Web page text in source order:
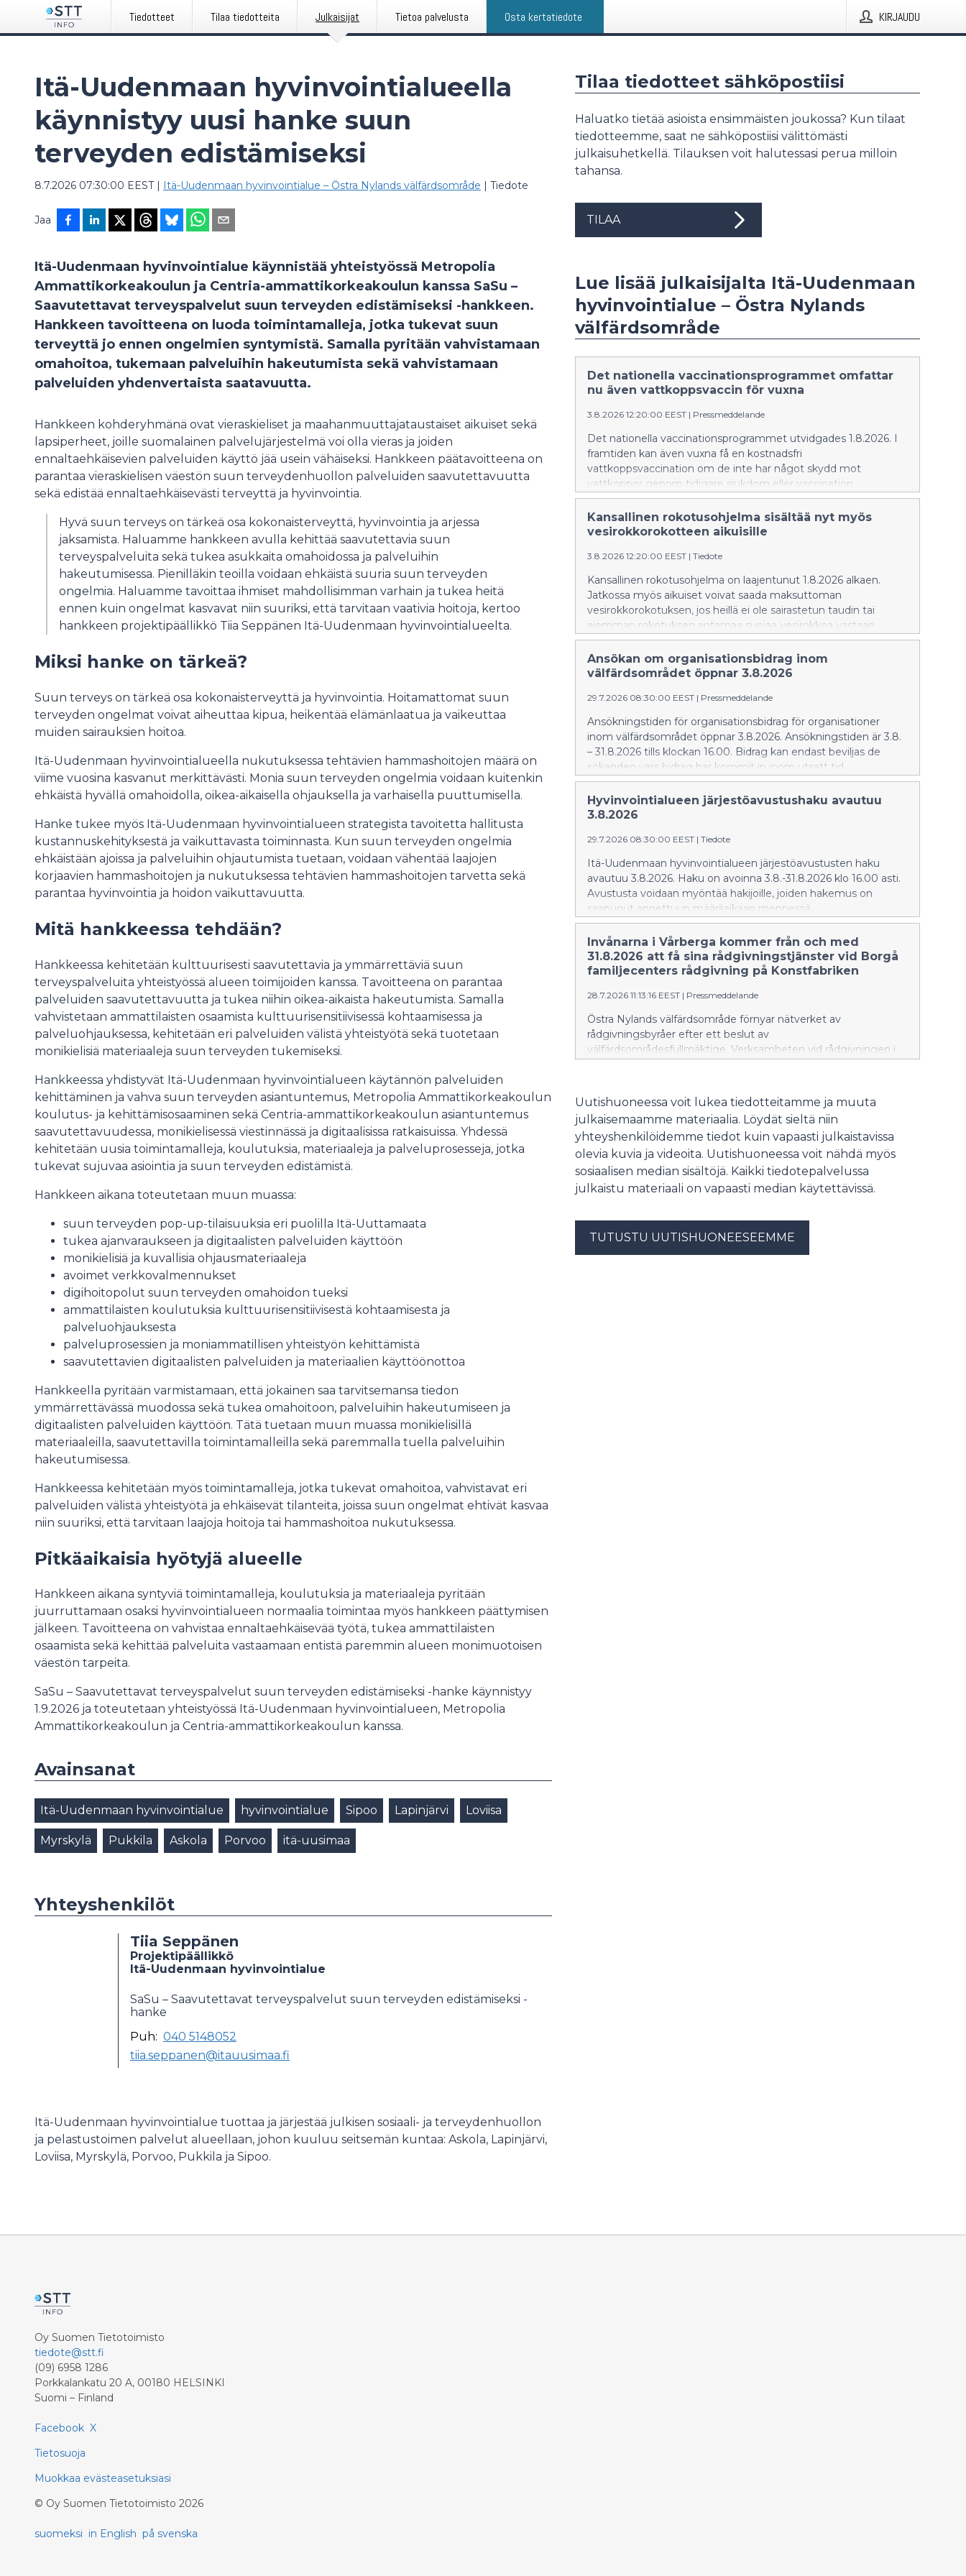
Tiedotteet Tilaa tiedotteita Julkaisijat Tietoa palvelusta Osta kertatiedote KIRJAUDU
Itä-Uudenmaan hyvinvointialueella
käynnistyy uusi hanke suun
terveyden edistämiseksi
8.7.2026 07:30:00 EEST| Itä-Uudenmaan hyvinvointialue – Östra Nylands välfärdsområde | Tiedote
Jaa
Itä-Uudenmaan hyvinvointialue käynnistää yhteistyössä Metropolia
Ammattikorkeakoulun ja Centria-ammattikorkeakoulun kanssa SaSu –
Saavutettavat terveyspalvelut suun terveyden edistämiseksi -hankkeen.
Hankkeen tavoitteena on luoda toimintamalleja, jotka tukevat suun
terveyttä jo ennen ongelmien syntymistä. Samalla pyritään vahvistamaan
omahoitoa, tukemaan palveluihin hakeutumista sekä vahvistamaan
palveluiden yhdenvertaista saatavuutta.
Hankkeen kohderyhmänä ovat vieraskieliset ja maahanmuuttajataustaiset aikuiset sekä
lapsiperheet, joille suomalainen palvelujärjestelmä voi olla vieras ja joiden
ennaltaehkäisevien palveluiden käyttö jää usein vähäiseksi. Hankkeen päätavoitteena on
parantaa vieraskielisen väestön suun terveydenhuollon palveluiden saavutettavuutta
sekä edistää ennaltaehkäisevästi terveyttä ja hyvinvointia.
Hyvä suun terveys on tärkeä osa kokonaisterveyttä, hyvinvointia ja arjessa
jaksamista. Haluamme hankkeen avulla kehittää saavutettavia suun
terveyspalveluita sekä tukea asukkaita omahoidossa ja palveluihin
hakeutumisessa. Pienilläkin teoilla voidaan ehkäistä suuria suun terveyden
ongelmia. Haluamme tavoittaa ihmiset mahdollisimman varhain ja tukea heitä
ennen kuin ongelmat kasvavat niin suuriksi, että tarvitaan vaativia hoitoja, kertoo
hankkeen projektipäällikkö Tiia Seppänen Itä-Uudenmaan hyvinvointialueelta.
Miksi hanke on tärkeä?
Suun terveys on tärkeä osa kokonaisterveyttä ja hyvinvointia. Hoitamattomat suun
terveyden ongelmat voivat aiheuttaa kipua, heikentää elämänlaatua ja vaikeuttaa
muiden sairauksien hoitoa.
Itä-Uudenmaan hyvinvointialueella nukutuksessa tehtävien hammashoitojen määrä on
viime vuosina kasvanut merkittävästi. Monia suun terveyden ongelmia voidaan kuitenkin
ehkäistä hyvällä omahoidolla, oikea-aikaisella ohjauksella ja varhaisella puuttumisella.
Hanke tukee myös Itä-Uudenmaan hyvinvointialueen strategista tavoitetta hallitusta
kustannuskehityksestä ja vaikuttavasta toiminnasta. Kun suun terveyden ongelmia
ehkäistään ajoissa ja palveluihin ohjautumista tuetaan, voidaan vähentää laajojen
korjaavien hammashoitojen ja nukutuksessa tehtävien hammashoitojen tarvetta sekä
parantaa hyvinvointia ja hoidon vaikuttavuutta.
Mitä hankkeessa tehdään?
Hankkeessa kehitetään kulttuurisesti saavutettavia ja ymmärrettäviä suun
terveyspalveluita yhteistyössä alueen toimijoiden kanssa. Tavoitteena on parantaa
palveluiden saavutettavuutta ja tukea niihin oikea-aikaista hakeutumista. Samalla
vahvistetaan ammattilaisten osaamista kulttuurisensitiivisessä kohtaamisessa ja
palveluohjauksessa, kehitetään eri palveluiden välistä yhteistyötä sekä tuotetaan
monikielisiä materiaaleja suun terveyden tukemiseksi.
Hankkeessa yhdistyvät Itä-Uudenmaan hyvinvointialueen käytännön palveluiden
kehittäminen ja vahva suun terveyden asiantuntemus, Metropolia Ammattikorkeakoulun
koulutus- ja kehittämisosaaminen sekä Centria-ammattikorkeakoulun asiantuntemus
saavutettavuudessa, monikielisessä viestinnässä ja digitaalisissa ratkaisuissa. Yhdessä
kehitetään uusia toimintamalleja, koulutuksia, materiaaleja ja palveluprosesseja, jotka
tukevat sujuvaa asiointia ja suun terveyden edistämistä.
Hankkeen aikana toteutetaan muun muassa:
suun terveyden pop-up-tilaisuuksia eri puolilla Itä-Uuttamaata
tukea ajanvaraukseen ja digitaalisten palveluiden käyttöön
monikielisiä ja kuvallisia ohjausmateriaaleja
avoimet verkkovalmennukset
digihoitopolut suun terveyden omahoidon tueksi
ammattilaisten koulutuksia kulttuurisensitiivisestä kohtaamisesta ja
palveluohjauksesta
palveluprosessien ja moniammatillisen yhteistyön kehittämistä
saavutettavien digitaalisten palveluiden ja materiaalien käyttöönottoa
Hankkeella pyritään varmistamaan, että jokainen saa tarvitsemansa tiedon
ymmärrettävässä muodossa sekä tukea omahoitoon, palveluihin hakeutumiseen ja
digitaalisten palveluiden käyttöön. Tätä tuetaan muun muassa monikielisillä
materiaaleilla, saavutettavilla toimintamalleilla sekä paremmalla tuella palveluihin
hakeutumisessa.
Hankkeessa kehitetään myös toimintamalleja, jotka tukevat omahoitoa, vahvistavat eri
palveluiden välistä yhteistyötä ja ehkäisevät tilanteita, joissa suun ongelmat ehtivät kasvaa
niin suuriksi, että tarvitaan laajoja hoitoja tai hammashoitoa nukutuksessa.
Pitkäaikaisia hyötyjä alueelle
Hankkeen aikana syntyviä toimintamalleja, koulutuksia ja materiaaleja pyritään
juurruttamaan osaksi hyvinvointialueen normaalia toimintaa myös hankkeen päättymisen
jälkeen. Tavoitteena on vahvistaa ennaltaehkäisevää työtä, tukea ammattilaisten
osaamista sekä kehittää palveluita vastaamaan entistä paremmin alueen monimuotoisen
väestön tarpeita.
SaSu – Saavutettavat terveyspalvelut suun terveyden edistämiseksi -hanke käynnistyy
1.9.2026 ja toteutetaan yhteistyössä Itä-Uudenmaan hyvinvointialueen, Metropolia
Ammattikorkeakoulun ja Centria-ammattikorkeakoulun kanssa.
Avainsanat
Itä-Uudenmaan hyvinvointialue hyvinvointialue Sipoo Lapinjärvi Loviisa
Myrskylä Pukkila Askola Porvoo itä-uusimaa
Yhteyshenkilöt
Tiia Seppänen
Projektipäällikkö
Itä-Uudenmaan hyvinvointialue
SaSu – Saavutettavat terveyspalvelut suun terveyden edistämiseksi -
hanke
Puh: 040 5148052
tiia.seppanen@itauusimaa.fi
Itä-Uudenmaan hyvinvointialue tuottaa ja järjestää julkisen sosiaali- ja terveydenhuollon
ja pelastustoimen palvelut alueellaan, johon kuuluu seitsemän kuntaa: Askola, Lapinjärvi,
Loviisa, Myrskylä, Porvoo, Pukkila ja Sipoo.
Tilaa tiedotteet sähköpostiisi
Haluatko tietää asioista ensimmäisten joukossa? Kun tilaat
tiedotteemme, saat ne sähköpostiisi välittömästi
julkaisuhetkellä. Tilauksen voit halutessasi perua milloin
tahansa.
TILAA
Lue lisää julkaisijalta Itä-Uudenmaan
hyvinvointialue – Östra Nylands
välfärdsområde
Det nationella vaccinationsprogrammet omfattar
nu även vattkoppsvaccin för vuxna
3.8.2026 12:20:00 EEST | Pressmeddelande
Det nationella vaccinationsprogrammet utvidgades 1.8.2026. I
framtiden kan även vuxna få en kostnadsfri
vattkoppsvaccination om de inte har något skydd mot
vattkoppor genom tidigare sjukdom eller vaccination.
Kansallinen rokotusohjelma sisältää nyt myös
vesirokkorokotteen aikuisille
3.8.2026 12:20:00 EEST | Tiedote
Kansallinen rokotusohjelma on laajentunut 1.8.2026 alkaen.
Jatkossa myös aikuiset voivat saada maksuttoman
vesirokkorokotuksen, jos heillä ei ole sairastetun taudin tai
aiemman rokotuksen antamaa suojaa vesirokkoa vastaan.
Ansökan om organisationsbidrag inom
välfärdsområdet öppnar 3.8.2026
29.7.2026 08:30:00 EEST | Pressmeddelande
Ansökningstiden för organisationsbidrag för organisationer
inom välfärdsområdet öppnar 3.8.2026. Ansökningstiden är 3.8.
– 31.8.2026 tills klockan 16.00. Bidrag kan endast beviljas de
sökanden vars bidrag har kommit in inom utsatt tid.
Hyvinvointialueen järjestöavustushaku avautuu
3.8.2026
29.7.2026 08:30:00 EEST | Tiedote
Itä-Uudenmaan hyvinvointialueen järjestöavustusten haku
avautuu 3.8.2026. Haku on avoinna 3.8.-31.8.2026 klo 16.00 asti.
Avustusta voidaan myöntää hakijoille, joiden hakemus on
saapunut annettuun määräaikaan mennessä.
Invånarna i Vårberga kommer från och med
31.8.2026 att få sina rådgivningstjänster vid Borgå
familjecenters rådgivning på Konstfabriken
28.7.2026 11:13:16 EEST | Pressmeddelande
Östra Nylands välfärdsområde förnyar nätverket av
rådgivningsbyråer efter ett beslut av
välfärdsområdesfullmäktige. Verksamheten vid rådgivningen i
rådgivning på Konstfabriken.
Uutishuoneessa voit lukea tiedotteitamme ja muuta
julkaisemaamme materiaalia. Löydät sieltä niin
yhteyshenkilöidemme tiedot kuin vapaasti julkaistavissa
olevia kuvia ja videoita. Uutishuoneessa voit nähdä myös
sosiaalisen median sisältöjä. Kaikki tiedotepalvelussa
julkaistu materiaali on vapaasti median käytettävissä.
TUTUSTU UUTISHUONEESEEMME
Oy Suomen Tietotoimisto
tiedote@stt.fi
(09) 6958 1286
Porkkalankatu 20 A, 00180 HELSINKI
Suomi – Finland
Facebook X
Tietosuoja
Muokkaa evästeasetuksiasi
© Oy Suomen Tietotoimisto 2026
suomeksi in English på svenska